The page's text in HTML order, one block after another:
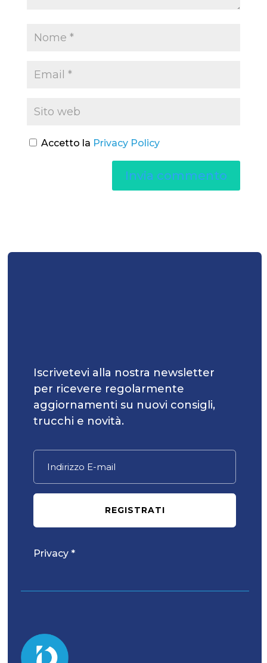
Accetto la Privacy Policy
Iscrivetevi alla nostra newsletter
per ricevere regolarmente
aggiornamenti su nuovi consigli,
trucchi e novità.
REGISTRATI
Privacy *